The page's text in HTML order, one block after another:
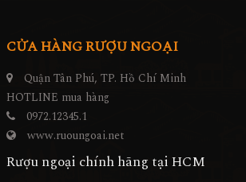
CỬA HÀNG RƯỢU NGOẠI
Quận Tân Phú, TP. Hồ Chí Minh
HOTLINE mua hàng
0972.12345.1
www.ruoungoai.net
Rượu ngoại chính hãng tại HCM